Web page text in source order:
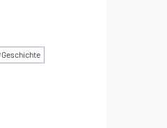
Geschichte